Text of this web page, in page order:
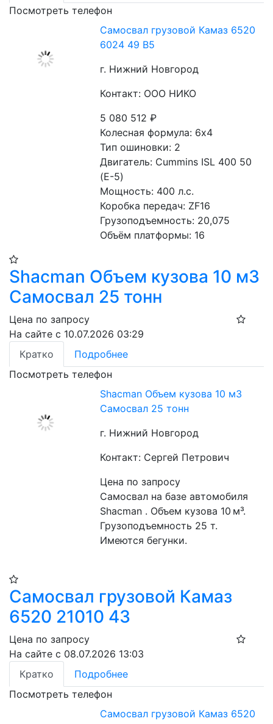
Посмотреть телефон
Самосвал грузовой Камаз 6520
6024 49 B5
г. Нижний Новгород
Контакт: ООО НИКО
5 080 512₽
Колесная формула: 6х4
Тип ошиновки: 2
Двигатель: Cummins ISL 400 50
(Е-5)
Мощность: 400 л.с.
Коробка передач: ZF16
Грузоподъемность: 20,075
Объём платформы: 16
Shacman Объем кузова 10 м3
Самосвал 25 тонн
Цена по запросу
На сайте с 10.07.2026 03:29
Кратко
Подробнее
Посмотреть телефон
Shacman Объем кузова 10 м3
Самосвал 25 тонн
г. Нижний Новгород
Контакт: Сергей Петрович
Цена по запросу
Самосвал на базе автомобиля
Shacman . Объем кузова 10 м³.
Грузоподъемность 25 т.
Имеются бегунки.
Самосвал грузовой Камаз
6520 21010 43
Цена по запросу
На сайте с 08.07.2026 13:03
Кратко
Подробнее
Посмотреть телефон
Самосвал грузовой Камаз 6520